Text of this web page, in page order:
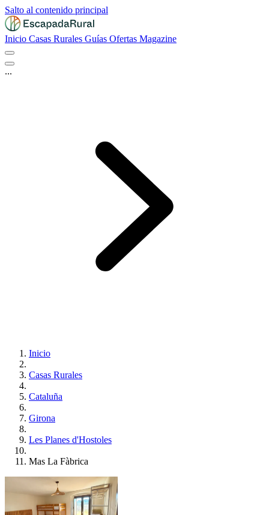
Salto al contenido principal
Inicio Casas Rurales Guías Ofertas Magazine
...
Inicio
Casas Rurales
Cataluña
Girona
Les Planes d'Hostoles
Mas La Fàbrica